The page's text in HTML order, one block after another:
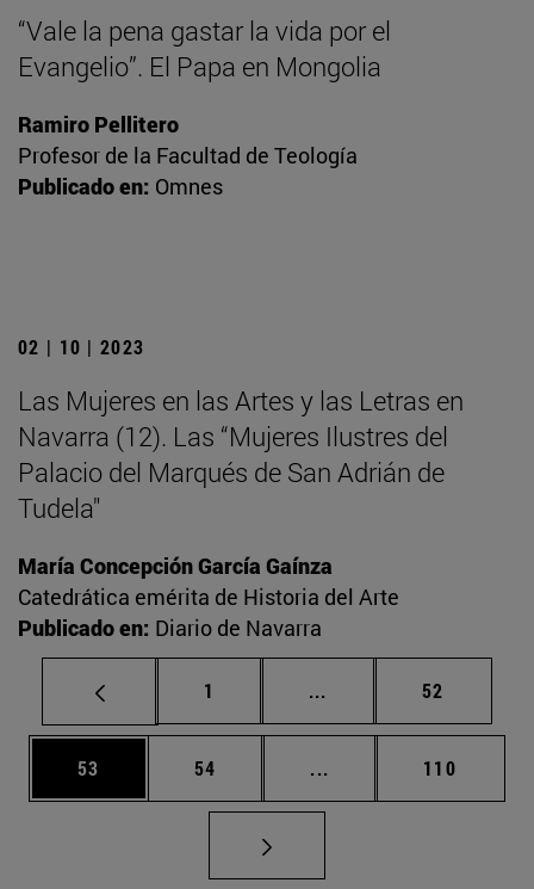
“Vale la pena gastar la vida por el
Evangelio”. El Papa en Mongolia
Ramiro Pellitero
Profesor de la Facultad de Teología
Publicado en: Omnes
02 | 10 | 2023
Las Mujeres en las Artes y las Letras en
Navarra (12). Las “Mujeres Ilustres del
Palacio del Marqués de San Adrián de
Tudela"
María Concepción García Gaínza
Catedrática emérita de Historia del Arte
Publicado en: Diario de Navarra
Página
1 ... Páginas intermedias
Página
52
Página
53 Página
54 ... Páginas intermedias
Página
110